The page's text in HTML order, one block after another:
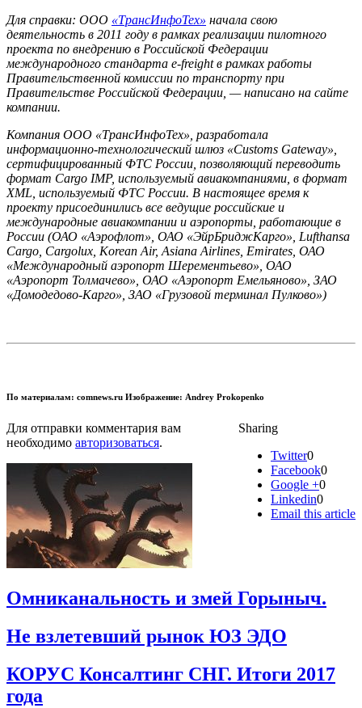
Для справки: ООО «ТрансИнфоТех» начала свою
деятельность в 2011 году в рамках реализации пилотного
проекта по внедрению в Российской Федерации
международного стандарта e-freight в рамках работы
Правительственной комиссии по транспорту при
Правительстве Российской Федерации, — написано на сайте
компании.
Компания ООО «ТрансИнфоТех», разработала
информационно-технологический шлюз «Customs Gateway»,
сертифицированный ФТС России, позволяющий переводить
формат Cargo IMP, используемый авиакомпаниями, в формат
XML, используемый ФТС России. В настоящее время к
проекту присоединились все ведущие российские и
международные авиакомпании и аэропорты, работающие в
России (ОАО «Аэрофлот», ОАО «ЭйрБриджКарго», Lufthansa
Cargo, Cargolux, Korean Air, Asiana Airlines, Emirates, ОАО
«Международный аэропорт Шерементьево», ОАО
«Аэропорт Толмачево», ОАО «Аэропорт Емельяново», ЗАО
«Домодедово-Карго», ЗАО «Грузовой терминал Пулково»)
По материалам: comnews.ru Изображение: Andrey Prokopenko
Sharing
Twitter0
Facebook0
Google +0
Linkedin0
Email this article
Для отправки комментария вам
необходимо авторизоваться.
Омниканальность и змей Горыныч.
Не взлетевший рынок ЮЗ ЭДО
КОРУС Консалтинг СНГ. Итоги 2017
года